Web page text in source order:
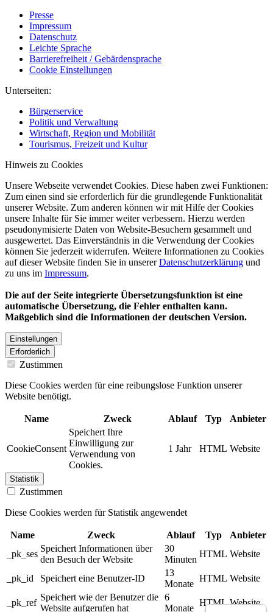
Presse
Impressum
Datenschutz
Leichte Sprache
Barrierefreiheit / Gebärdensprache
Cookie Einstellungen
Unterseiten:
Bürgerservice
Politik und Verwaltung
Wirtschaft, Region und Mobilität
Tourismus, Freizeit und Kultur
Hinweis zu Cookies
Unsere Webseite verwendet Cookies. Diese haben zwei Funktionen:
Zum einen sind sie erforderlich für die grundlegende Funktionalität
unserer Website. Zum anderen können wir mit Hilfe der Cookies
unsere Inhalte für Sie immer weiter verbessern. Hierzu werden
pseudonymisierte Daten von Website-Besuchern gesammelt und
ausgewertet. Das Einverständnis in die Verwendung der Cookies
können Sie jederzeit widerrufen. Weitere Informationen zu Cookies
auf dieser Website finden Sie in unsererDatenschutzerklärung und
zu uns im Impressum.
Die auf der Seite integrierte Übersetzungsfunktion ist eine
automatische Übersetzung, die Fehler enthalten kann.
Maßgeblich sind die Informationen der deutschen Version.
Einstellungen
Erforderlich
Zustimmen
Diese Cookies werden für eine reibungslose Funktion unserer
Website benötigt.
Name Zweck Ablauf Typ Anbieter
CookieConsent
Speichert Ihre
Einwilligung zur
Verwendung von
Cookies.
1 Jahr HTML Website
Statistik
Zustimmen
Diese Cookies werden für Statistik angewendet
Name Zweck Ablauf Typ
Anbieter
_pk_ses
Speichert Informationen über
den Besuch der Website
30
Minuten
HTML Website
_pk_id Speichert eine Benutzer-ID
13
Monate
HTML Website
_pk_ref
Speichert wie der Benutzer die
Website aufgerufen hat
6
Monate
HTML Website